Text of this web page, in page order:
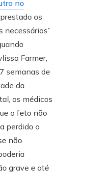
no
os
necessários”
Farmer,
semanas de
da
os médicos
o feto não
perdido o
não
grave e até